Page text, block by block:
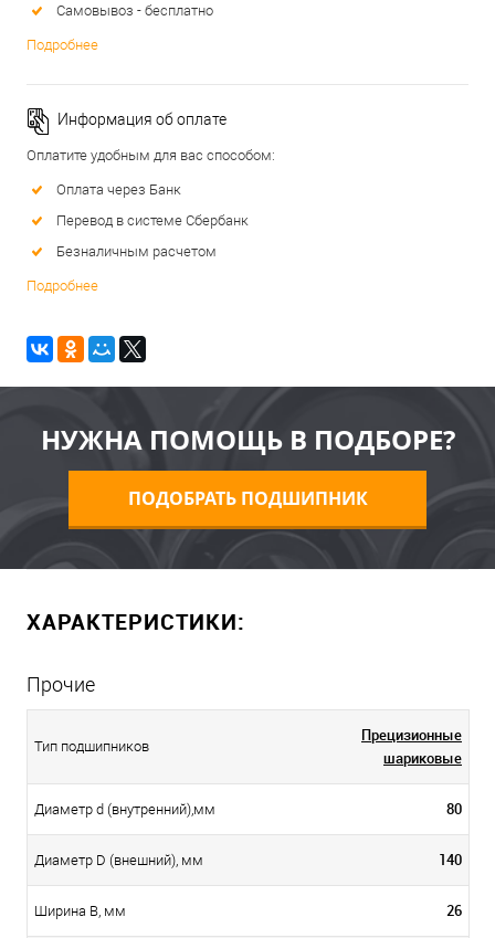
Самовывоз - бесплатно
Подробнее
Информация об оплате
Оплатите удобным для вас способом:
Оплата через Банк
Перевод в системе Сбербанк
Безналичным расчетом
Подробнее
НУЖНА ПОМОЩЬ В ПОДБОРЕ?
ПОДОБРАТЬ ПОДШИПНИК
ХАРАКТЕРИСТИКИ:
Прочие
Тип подшипников
Прецизионные
шариковые
Диаметр d (внутренний),мм 80
Диаметр D (внешний), мм 140
Ширина B, мм 26